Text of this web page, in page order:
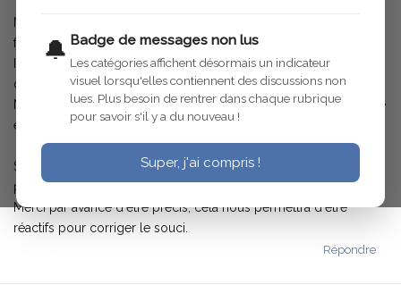
🔔 Badge de messages non lus
Les catégories affichent désormais un indicateur
visuel lorsqu'elles contiennent des discussions non
lues. Plus besoin de rentrer dans chaque rubrique
pour savoir s'il y a du nouveau !
Super, j'ai compris !
Nous nous sommes engagés dans une migration de notre
forum et de notre site site chez un nouvel hébergeur.
Il se peut que ponctuellement, il y ait des problèmes de
disponibilité ou de fonctionnalités qui poseraient problème.
Nous nous en excusons et vous remercions pour votre patience
et votre bienveillance.
Si vous remarquez un problème fonctionnel sur le forum, vous
pouvez le mentionner ici en répondant à ce message.
Merci par avance d'être précis, cela nous permettra d'être
réactifs pour corriger le souci.
Répondre